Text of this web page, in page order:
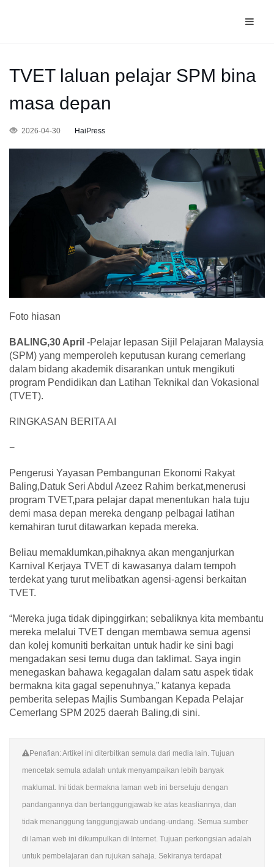
TVET laluan pelajar SPM bina
masa depan
2026-04-30 HaiPress
Foto hiasan
BALING,30 April -Pelajar lepasan Sijil Pelajaran Malaysia
(SPM) yang memperoleh keputusan kurang cemerlang
dalam bidang akademik disarankan untuk mengikuti
program Pendidikan dan Latihan Teknikal dan Vokasional
(TVET).
RINGKASAN BERITA AI
−
Pengerusi Yayasan Pembangunan Ekonomi Rakyat
Baling,Datuk Seri Abdul Azeez Rahim berkat,menerusi
program TVET,para pelajar dapat menentukan hala tuju
demi masa depan mereka denganp pelbagai latihan
kemahiran turut ditawarkan kepada mereka.
Beliau memaklumkan,pihaknya akan menganjurkan
Karnival Kerjaya TVET di kawasanya dalam tempoh
terdekat yang turut melibatkan agensi-agensi berkaitan
TVET.
“Mereka juga tidak dipinggirkan; sebaliknya kita membantu
mereka melalui TVET dengan membawa semua agensi
dan kolej komuniti berkaitan untuk hadir ke sini bagi
mengadakan sesi temu duga dan taklimat. Saya ingin
menegaskan bahawa kegagalan dalam satu aspek tidak
bermakna kita gagal sepenuhnya,” katanya kepada
pemberita selepas Majlis Sumbangan Kepada Pelajar
Cemerlang SPM 2025 daerah Baling,di sini.
Penafian: Artikel ini diterbitkan semula dari media lain. Tujuan
mencetak semula adalah untuk menyampaikan lebih banyak
maklumat. Ini tidak bermakna laman web ini bersetuju dengan
pandangannya dan bertanggungjawab ke atas keasliannya, dan
tidak menanggung tanggungjawab undang-undang. Semua sumber
di laman web ini dikumpulkan di Internet. Tujuan perkongsian adalah
untuk pembelajaran dan rujukan sahaja. Sekiranya terdapat